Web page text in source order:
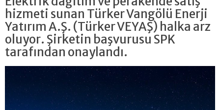
hizmeti sunan Türker Vangölü Enerji
Yatırım A.Ş. (Türker VEYAŞ) halka arz
oluyor. Şirketin başvurusu SPK
tarafından onaylandı.